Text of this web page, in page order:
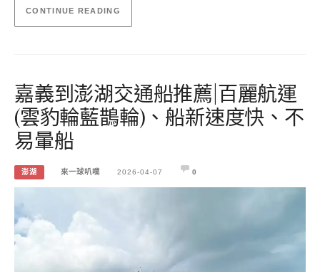
CONTINUE READING
嘉義到澎湖交通船推薦|百麗航運
(雲豹輪藍鵲輪)、船新速度快、不
易暈船
澎湖 來一球叭噗 2026-04-07 0